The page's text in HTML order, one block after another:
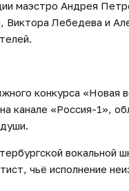
маэстро Андрея
Виктора Лебедева и
конкурса «Новая
канале «Россия-1»,
вокальной
чьё исполнение